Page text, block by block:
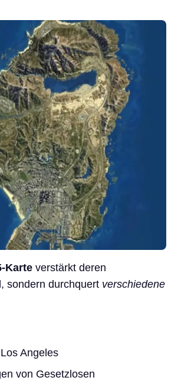
Karte verstärkt deren
sondern durchquert verschiedene
Angeles
von Gesetzlosen